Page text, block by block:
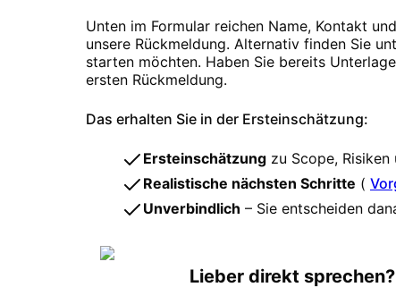
Unten im Formular reichen Name, Kontakt
unsere Rückmeldung. Alternativ finden Sie
starten möchten. Haben Sie bereits
ersten Rückmeldung.
Das erhalten Sie in der Ersteinschätzung:
Ersteinschätzung zu Scope,
Realistische nächsten Schritte (
Unverbindlich – Sie entscheiden
Lieber direkt sprechen?